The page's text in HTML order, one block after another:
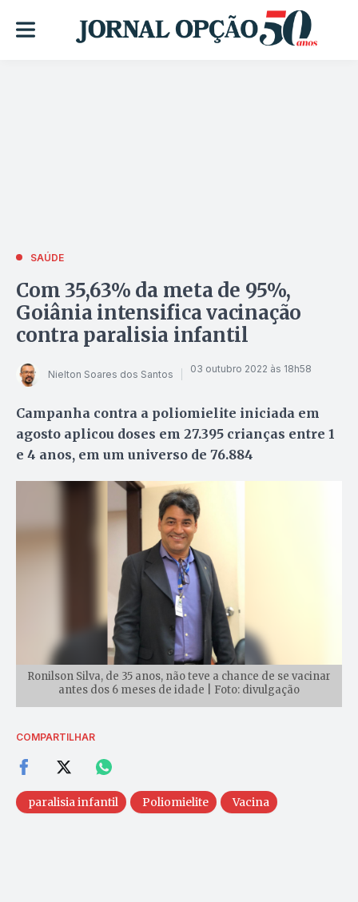
SAÚDE
Com 35,63% da meta de 95%,
Goiânia intensifica vacinação
contra paralisia infantil
Nielton Soares dos Santos 03 outubro 2022 às 18h58
Campanha contra a poliomielite iniciada em
agosto aplicou doses em 27.395 crianças entre 1
e 4 anos, em um universo de 76.884
Ronilson Silva, de 35 anos, não teve a chance de se vacinar
antes dos 6 meses de idade | Foto: divulgação
COMPARTILHAR
paralisia infantil Poliomielite Vacina